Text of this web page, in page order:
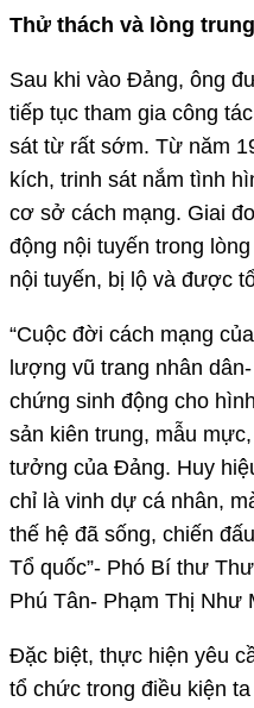
Thử thách và lòng
Sau khi vào Đảng, ông
tiếp tục tham gia công
sát từ rất sớm. Từ năm
kích, trinh sát nắm tình
cơ sở cách mạng. Giai
động nội tuyến trong
nội tuyến, bị lộ và được
“Cuộc đời cách mạng
lượng vũ trang nhân
chứng sinh động cho
sản kiên trung, mẫu
tưởng của Đảng. Huy
chỉ là vinh dự cá nhân,
thế hệ đã sống, chiến
Tổ quốc”- Phó Bí thư
Phú Tân- Phạm Thị Như
Đặc biệt, thực hiện yêu
tổ chức trong điều kiện